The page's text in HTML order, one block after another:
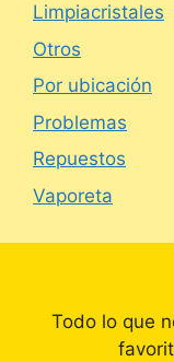
Limpiacristales
Otros
Por ubicación
Problemas
Repuestos
Vaporeta
Todo lo que